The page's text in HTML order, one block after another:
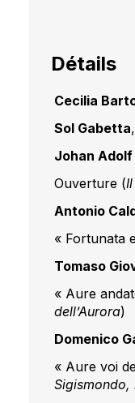
Détails
Cecilia
Sol Gabetta
Johan Adolf
Ouverture (
Antonio
« Fortunata
Tomaso
« Aure
dell’Aurora)
Domenico
« Aure voi